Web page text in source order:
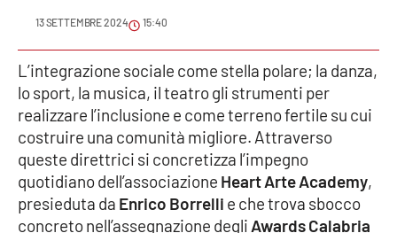
VIDEO
Ambiente
Cronaca
Cultura
13 SETTEMBRE 2024 15:40
L’integrazione sociale come stella polare; la danza,
lo sport, la musica, il teatro gli strumenti per
realizzare l’inclusione e come terreno fertile su cui
costruire una comunità migliore. Attraverso
queste direttrici si concretizza l’impegno
quotidiano dell’associazione Heart Arte Academy,
presieduta da Enrico Borrelli e che trova sbocco
concreto nell’assegnazione degli Awards Calabria